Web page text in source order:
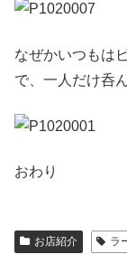
なぜかいつもは
で、一人だけ呑ん
おわり
お店紹介 ラ